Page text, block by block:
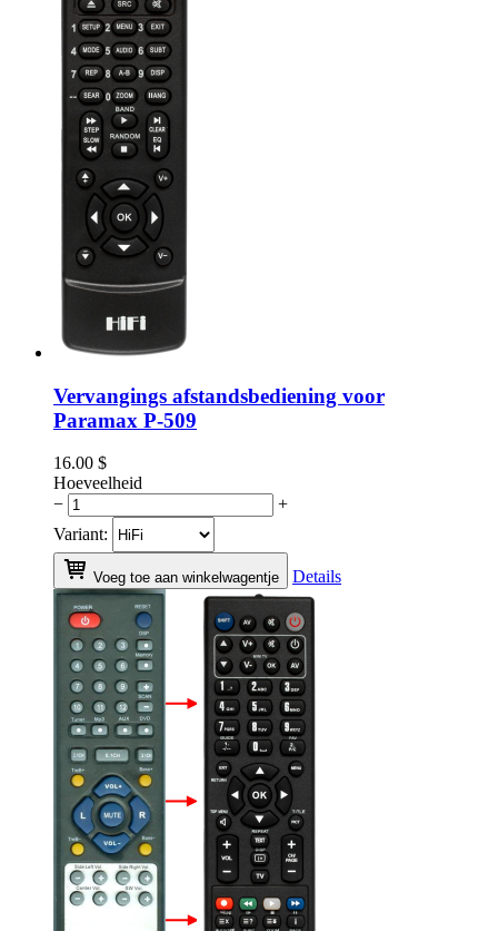
Vervangings afstandsbediening voor
Paramax P-509
16.00 $
Hoeveelheid
−
+
Variant:
Voeg toe aan winkelwagentje Details